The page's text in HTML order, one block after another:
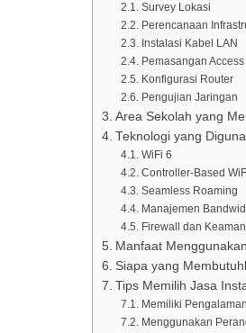
Survey Lokasi
Perencanaan
Instalasi Kabel LAN
Pemasangan
Konfigurasi Router
Pengujian Jaringan
Area Sekolah yang
Teknologi yang
WiFi 6
Controller-Based
Seamless Roaming
Manajemen
Firewall dan
Manfaat
Siapa yang
Tips Memilih Jasa
Memiliki Pengalaman
Menggunakan